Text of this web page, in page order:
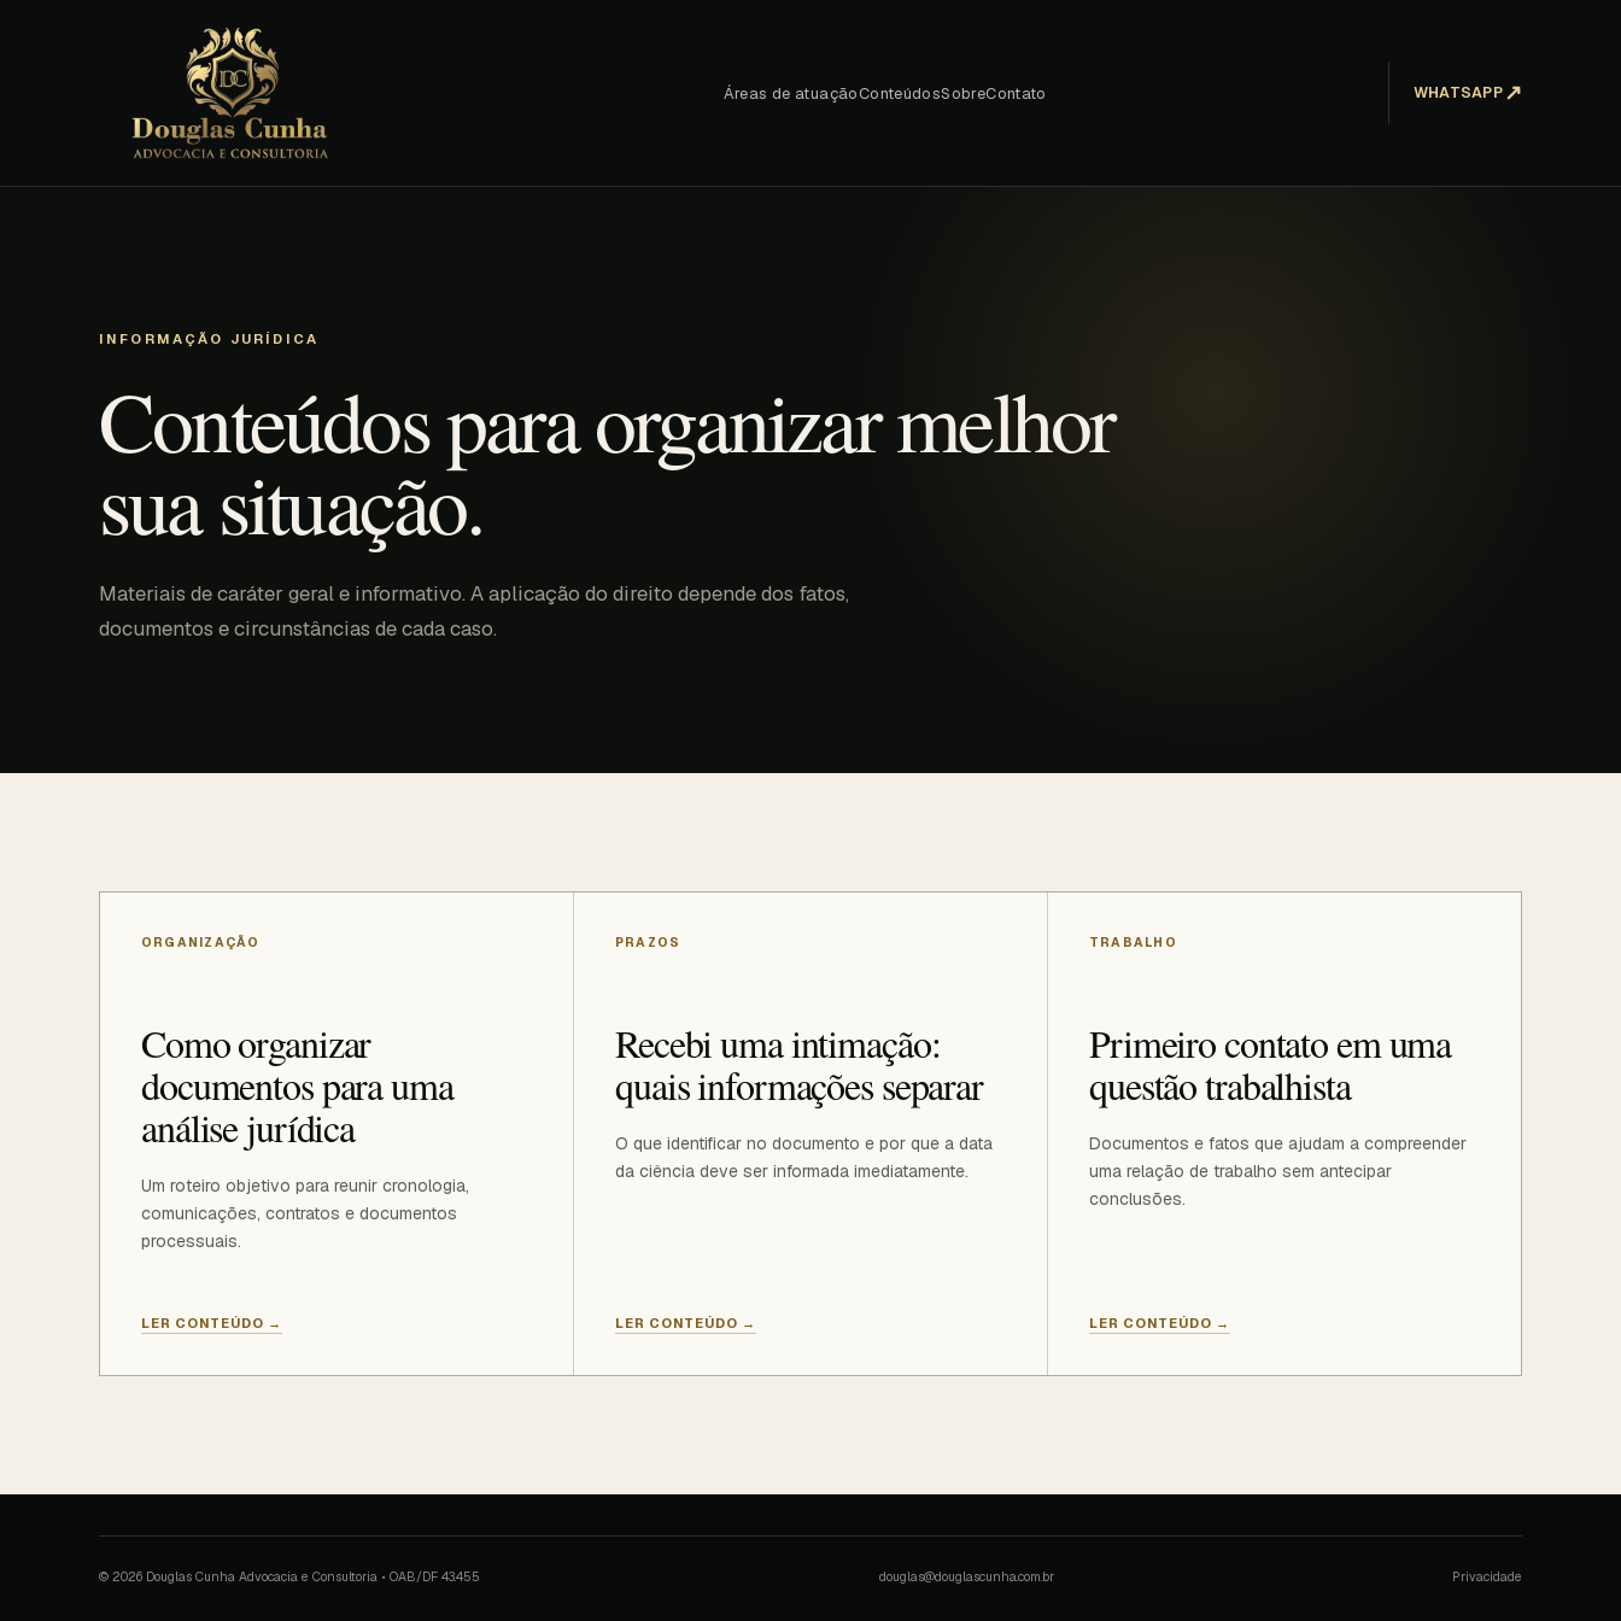
Áreas de atuaçãoConteúdosSobreContato WHATSAPP↗
INFORMAÇÃO JURÍDICA
Conteúdos para organizar melhor
sua situação.
Materiais de caráter geral e informativo. A aplicação do direito depende dos fatos,
documentos e circunstâncias de cada caso.
ORGANIZAÇÃO
Como organizar
documentos para uma
análise jurídica
Um roteiro objetivo para reunir cronologia,
comunicações, contratos e documentos
processuais.
LER CONTEÚDO →
PRAZOS
Recebi uma intimação:
quais informações separar
O que identificar no documento e por que a data
da ciência deve ser informada imediatamente.
LER CONTEÚDO →
TRABALHO
Primeiro contato em uma
questão trabalhista
Documentos e fatos que ajudam a compreender
uma relação de trabalho sem antecipar
conclusões.
LER CONTEÚDO →
© 2026 Douglas Cunha Advocacia e Consultoria • OAB/DF 43.455 douglas@douglascunha.com.br Privacidade